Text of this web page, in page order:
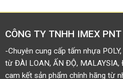
CÔNG TY TNHH IMEX
-Chuyên cung cấp tấm nhựa
từ ĐÀI LOAN, ẤN ĐỘ, MALAYSIA,
cam kết sản phẩm chính hãng từ